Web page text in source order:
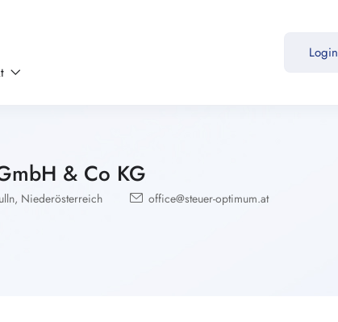
Login
& Co KG
, Niederösterreich office@steuer-optimum.at